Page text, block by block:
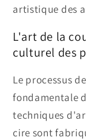
artistique des
L'art de la
culturel des
Le processus
fondamentale
techniques
cire sont